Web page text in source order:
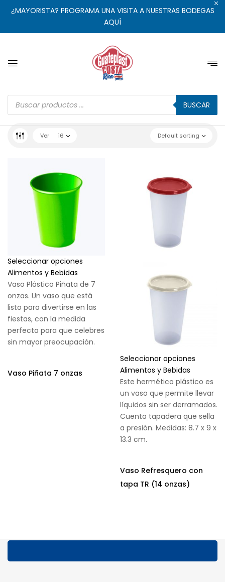
¿MAYORISTA? PROGRAMA UNA VISITA A NUESTRAS BODEGAS
AQUÍ
BUSCAR
Default sorting
Ver 16
Seleccionar opciones
Alimentos y Bebidas
Vaso Plástico Piñata de 7
onzas. Un vaso que está
listo para divertirse en las
fiestas, con la medida
perfecta para que celebres
sin mayor preocupación.
Vaso Piñata 7 onzas
Seleccionar opciones
Alimentos y Bebidas
Este hermético plástico es
un vaso que permite llevar
líquidos sin ser derramados.
Cuenta tapadera que sella
a presión. Medidas: 8.7 x 9 x
13.3 cm.
Vaso Refresquero con
tapa TR (14 onzas)